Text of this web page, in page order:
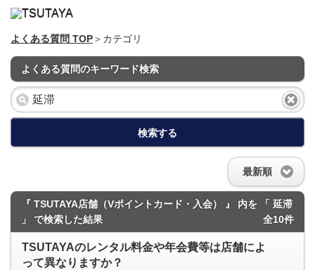
よくある質問 TOP＞カテゴリ
よくある質問のキーワード検索
検索する
最新順
『 TSUTAYA店舗（Vポイントカード・入会） 』 内を 「 延滞
」 で検索した結果
全10件
TSUTAYAのレンタル料金や年会費等は店舗によ
って異なりますか？